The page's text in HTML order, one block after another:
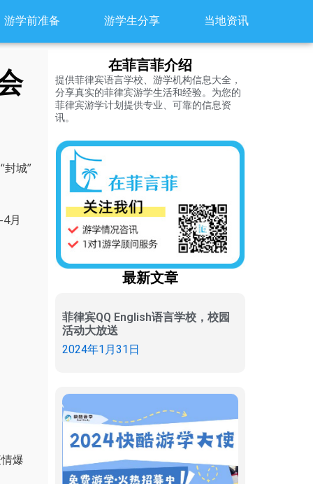
游学前准备 游学生分享 当地资讯
城”
月
爆
在菲言菲介绍
提供菲律宾语言学校、游学机构信息大全，
分享真实的菲律宾游学生活和经验。为您的
菲律宾游学计划提供专业、可靠的信息资
讯。
最新文章
菲律宾QQ English语言学校，校园
活动大放送
2024年1月31日